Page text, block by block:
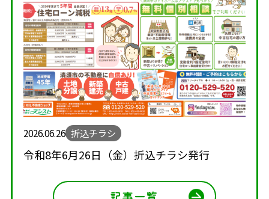
2026.06.26 折込チラシ
令和8年6月26日（金）折込チラシ発行